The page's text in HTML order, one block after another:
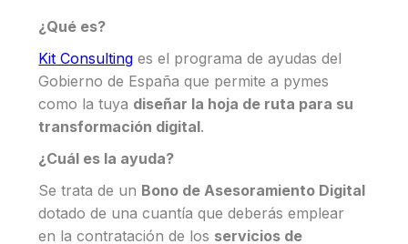
¿Qué es?
Kit Consulting es el programa de ayudas del
Gobierno de España que permite a pymes
como la tuya diseñar la hoja de ruta para su
transformación digital.
¿Cuál es la ayuda?
Se trata de un Bono de Asesoramiento Digital
dotado de una cuantía que deberás emplear
en la contratación de los servicios de